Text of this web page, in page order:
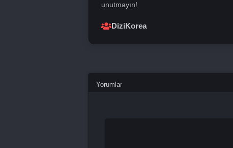
unutmayın!
DiziKorea
Yorumlar